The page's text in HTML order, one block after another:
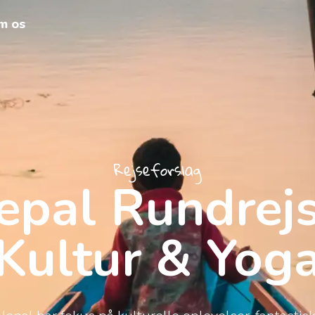
os
Rejseforslag
&